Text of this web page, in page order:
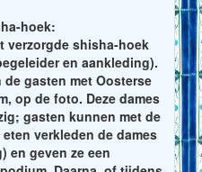
hoek:
verzorgde shisha-hoek
en aankleding).
gasten met Oosterse
op de foto. Deze dames
gasten kunnen met de
verkleden de dames
en geven ze een